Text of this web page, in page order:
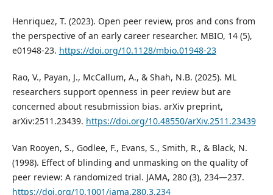
Henriquez, T. (2023). Open peer review, pros and cons from
the perspective of an early career researcher. MBIO, 14 (5),
e01948-23. https://doi.org/10.1128/mbio.01948-23
Rao, V., Payan, J., McCallum, A., & Shah, N.B. (2025). ML
researchers support openness in peer review but are
concerned about resubmission bias. arXiv preprint,
arXiv:2511.23439. https://doi.org/10.48550/arXiv.2511.23439
Van Rooyen, S., Godlee, F., Evans, S., Smith, R., & Black, N.
(1998). Effect of blinding and unmasking on the quality of
peer review: A randomized trial. JAMA, 280 (3), 234—237.
https://doi.org/10.1001/jama.280.3.234